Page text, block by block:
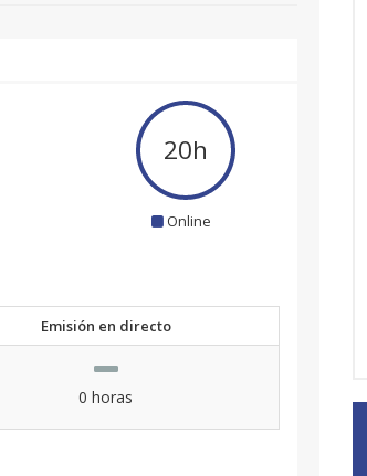
20h
Online
Emisión en directo
0 horas